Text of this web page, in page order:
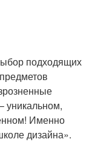
подходящих
уникальном,
Именно
дизайна».